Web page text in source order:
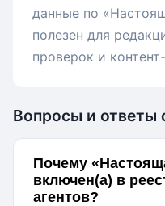
данные по
полезен для
проверок и
Вопросы и ответы
Почему
включен(а) в
агентов?